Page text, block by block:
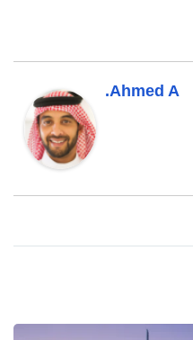
Ahmed A.